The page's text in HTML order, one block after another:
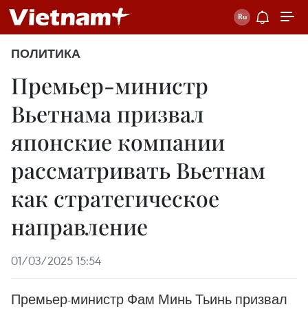
ПОЛИТИКА
Премьер-министр
Вьетнама призвал
японские компании
рассматривать Вьетнам
как стратегическое
направление
01/03/2025 15:54
Премьер-министр Фам Минь Тьинь призвал